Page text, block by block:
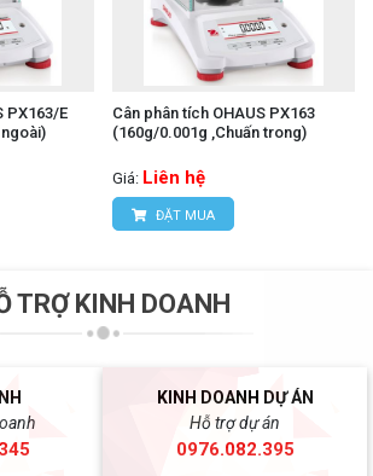
PX163/E
Cân phân tích OHAUS PX163
(160g/0.001g ,Chuấn trong)
Giá: Liên hệ
ĐẶT MUA
TRỢ KINH DOANH
KINH DOANH DỰ ÁN
Hỗ trợ dự án
0976.082.395